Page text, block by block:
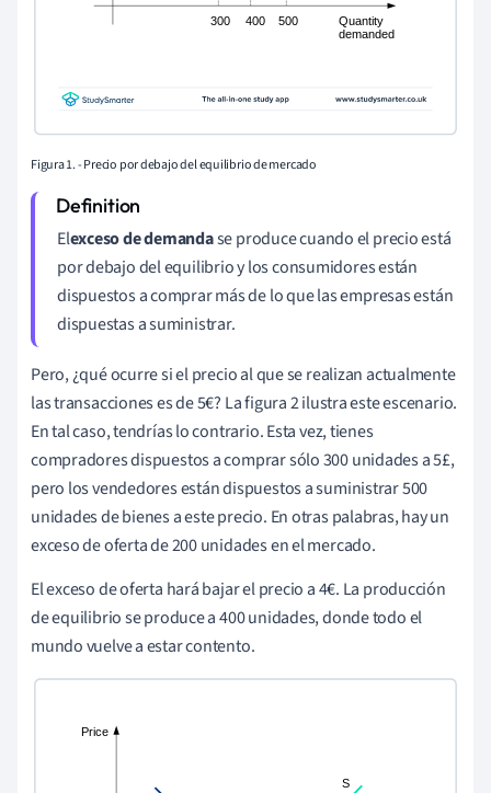
Figura 1. - Precio por debajo del equilibrio de mercado
Elexceso de demandase produce cuando el precio está
por debajo del equilibrio y los consumidores están
dispuestos a comprar más de lo que las empresas están
dispuestas a suministrar.
Pero, ¿qué ocurre si el precio al que se realizan actualmente
las transacciones es de 5€? La figura 2 ilustra este escenario.
En tal caso, tendrías lo contrario. Esta vez, tienes
compradores dispuestos a comprar sólo 300 unidades a 5£,
pero los vendedores están dispuestos a suministrar 500
unidades de bienes a este precio. En otras palabras, hay un
exceso de oferta de 200 unidades en el mercado.
El exceso de oferta hará bajar el precio a 4€. La producción
de equilibrio se produce a 400 unidades, donde todo el
mundo vuelve a estar contento.